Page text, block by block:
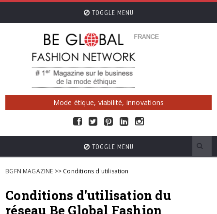
TOGGLE MENU
Mode étique, viabilité, innovations
TOGGLE MENU
BGFN MAGAZINE >> Conditions d'utilisation
Conditions d'utilisation du
réseau Be Global Fashion